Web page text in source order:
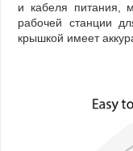
и кабеля питания,
рабочей станции
крышкой имеет